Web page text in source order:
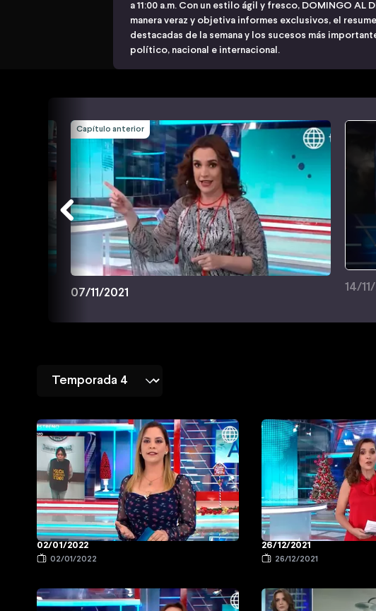
a 11:00 a.m. Con un estilo ágil y fresco, DOMINGO AL
manera veraz y objetiva informes exclusivos, el
destacadas de la semana y los sucesos más
político, nacional e internacional.
Capítulo anterior
07/11/2021
14/
02/01/2022
02/01/2022
26/12/2021
26/12/2021